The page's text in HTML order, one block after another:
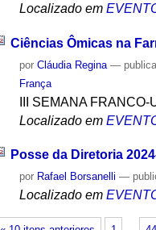
Localizado em
Ciências Ômicas na
porCláudia Regina —
França
III SEMANA
Localizado em
Posse da Diretoria
por Rafael Borsanelli —
Localizado em